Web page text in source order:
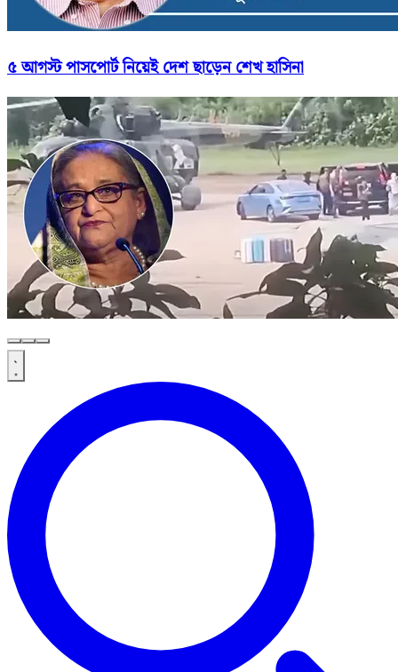
৫ আগস্ট পাসপোর্ট নিয়েই দেশ ছাড়েন শেখ হাসিনা